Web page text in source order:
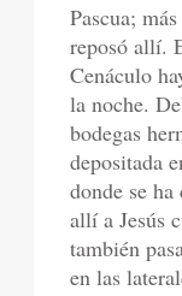
Pascua;
reposó allí.
Cenáculo
la noche.
bodegas
depositada
donde se
allí a Jesús
también
en las